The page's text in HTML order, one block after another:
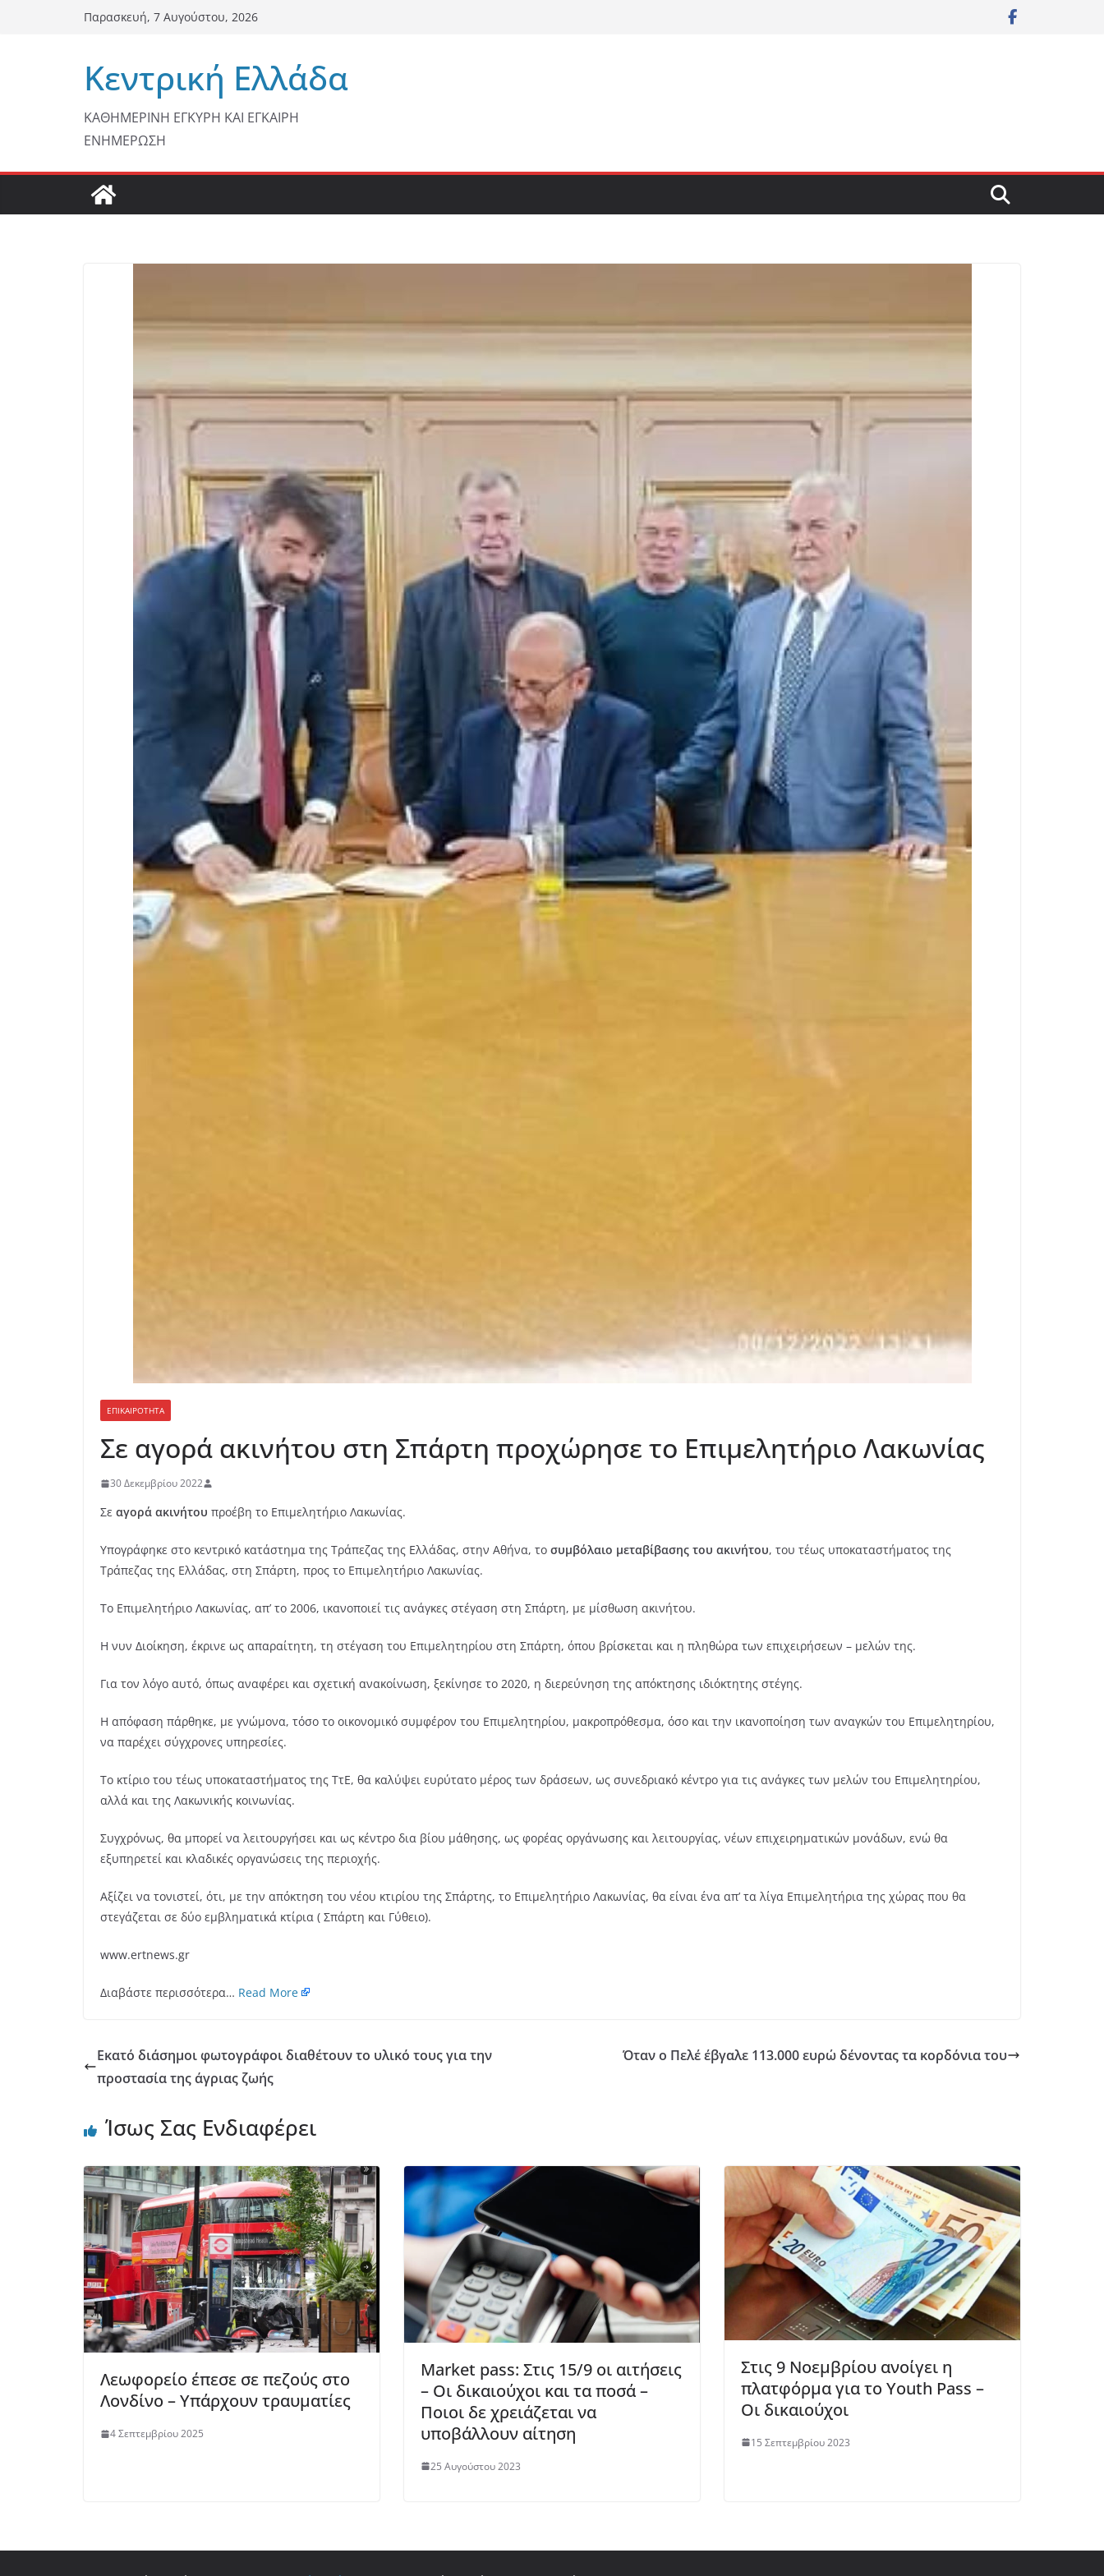
Παρασκευή, 7 Αυγούστου, 2026
Κεντρική Ελλάδα
ΚΑΘΗΜΕΡΙΝΗ ΕΓΚΥΡΗ ΚΑΙ ΕΓΚΑΙΡΗ
ΕΝΗΜΕΡΩΣΗ
ΕΠΙΚΑΙΡΟΤΗΤΑ
Σε αγορά ακινήτου στη Σπάρτη προχώρησε το Επιμελητήριο Λακωνίας
30 Δεκεμβρίου 2022
Σε αγορά ακινήτου προέβη το Επιμελητήριο Λακωνίας.
Υπογράφηκε στο κεντρικό κατάστημα της Τράπεζας της Ελλάδας, στην Αθήνα, το συμβόλαιο μεταβίβασης του ακινήτου, του τέως υποκαταστήματος της
Τράπεζας της Ελλάδας, στη Σπάρτη, προς το Επιμελητήριο Λακωνίας.
Το Επιμελητήριο Λακωνίας, απ’ το 2006, ικανοποιεί τις ανάγκες στέγαση στη Σπάρτη, με μίσθωση ακινήτου.
Η νυν Διοίκηση, έκρινε ως απαραίτητη, τη στέγαση του Επιμελητηρίου στη Σπάρτη, όπου βρίσκεται και η πληθώρα των επιχειρήσεων – μελών της.
Για τον λόγο αυτό, όπως αναφέρει και σχετική ανακοίνωση, ξεκίνησε το 2020, η διερεύνηση της απόκτησης ιδιόκτητης στέγης.
Η απόφαση πάρθηκε, με γνώμονα, τόσο το οικονομικό συμφέρον του Επιμελητηρίου, μακροπρόθεσμα, όσο και την ικανοποίηση των αναγκών του Επιμελητηρίου,
να παρέχει σύγχρονες υπηρεσίες.
Το κτίριο του τέως υποκαταστήματος της ΤτΕ, θα καλύψει ευρύτατο μέρος των δράσεων, ως συνεδριακό κέντρο για τις ανάγκες των μελών του Επιμελητηρίου,
αλλά και της Λακωνικής κοινωνίας.
Συγχρόνως, θα μπορεί να λειτουργήσει και ως κέντρο δια βίου μάθησης, ως φορέας οργάνωσης και λειτουργίας, νέων επιχειρηματικών μονάδων, ενώ θα
εξυπηρετεί και κλαδικές οργανώσεις της περιοχής.
Αξίζει να τονιστεί, ότι, με την απόκτηση του νέου κτιρίου της Σπάρτης, το Επιμελητήριο Λακωνίας, θα είναι ένα απ’ τα λίγα Επιμελητήρια της χώρας που θα
στεγάζεται σε δύο εμβληματικά κτίρια ( Σπάρτη και Γύθειο).
www.ertnews.gr
Διαβάστε περισσότερα… Read More
Εκατό διάσημοι φωτογράφοι διαθέτουν το υλικό τους για την
προστασία της άγριας ζωής
Όταν ο Πελέ έβγαλε 113.000 ευρώ δένοντας τα κορδόνια του
Ίσως Σας Ενδιαφέρει
Λεωφορείο έπεσε σε πεζούς στο
Λονδίνο – Υπάρχουν τραυματίες
4 Σεπτεμβρίου 2025
Market pass: Στις 15/9 οι αιτήσεις
– Οι δικαιούχοι και τα ποσά –
Ποιοι δε χρειάζεται να
υποβάλλουν αίτηση
25 Αυγούστου 2023
Στις 9 Νοεμβρίου ανοίγει η
πλατφόρμα για το Youth Pass –
Οι δικαιούχοι
15 Σεπτεμβρίου 2023